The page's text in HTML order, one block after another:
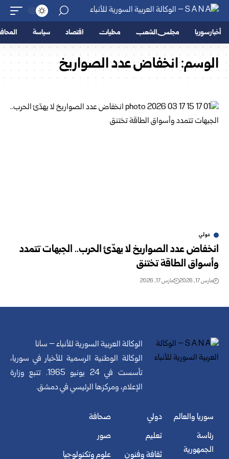
أخبار سوريا مجلس الشعب محليات اقتصاد سياسة
الوسم:انخفاض عدد الصواريخ
دولي
انخفاض عدد الصواريخ لا يهدّئ الحرب.. الجبهات تتمدد
وأسواق الطاقة تختنق
مارس 17, 2026 مارس 17, 2026
الوكالة العربية السورية للأنباء – سانا
الوكالة الوطنية الرسمية للأخبار في سوريا،
تأسست في 24 يونيو 1965. تتبع وزارة
الإعلام، ومركزها الرئيسي في دمشق.
سوريا والعالم
رئاسة
الجمهورية
دولي
تعليم
ثقافة وفنون
صحافة
صور
علوم وتكنولوجيا